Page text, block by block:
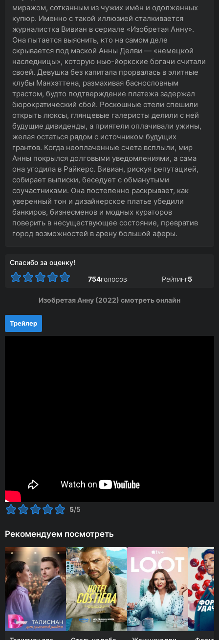
миражом, сотканным из чужих имён и одолженных
купюр. Именно с такой иллюзией сталкивается
журналистка Вивиан в сериале «Изобретая Анну».
Она пытается выяснить, кто на самом деле
скрывается под маской Анны Делви — «немецкой
наследницы», которую нью-йоркские богачи считали
своей. Девушка без капитала прорвалась в элитные
клубы Манхэттена, размахивая баснословным
трастом, будто подтверждение платежа задержал
бюрократический сбой. Роскошные отели спешили
открыть люксы, глянцевые галеристы делили с ней
будущие дивиденды, а приятели оплачивали ужины,
желая остаться рядом с источником будущих
грантов. Когда неоплаченные счета всплыли, мир
Анны покрылся долговыми уведомлениями, а сама
она угодила в Райкерс. Вивиан, рискуя репутацией,
собирает выписки, беседует с обманутыми
соучастниками. Она постепенно раскрывает, как
уверенный тон и дизайнерское платье убедили
банкиров, бизнесменов и модных кураторов
поверить в несуществующее состояние, превратив
город возможностей в арену большой аферы.
Спасибо за оценку!
754голосов Рейтинг5
Изобретая Анну (2022) смотреть онлайн
Трейлер
5/5
Рекомендуем посмотреть